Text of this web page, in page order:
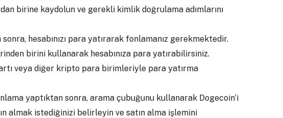
birine kaydolun ve gerekli kimlik doğrulama adımlarını
sonra, hesabınızı para yatırarak fonlamanız gerekmektedir.
birini kullanarak hesabınıza para yatırabilirsiniz.
veya diğer kripto para birimleriyle para yatırma
yaptıktan sonra, arama çubuğunu kullanarak Dogecoin’i
almak istediğinizi belirleyin ve satın alma işlemini